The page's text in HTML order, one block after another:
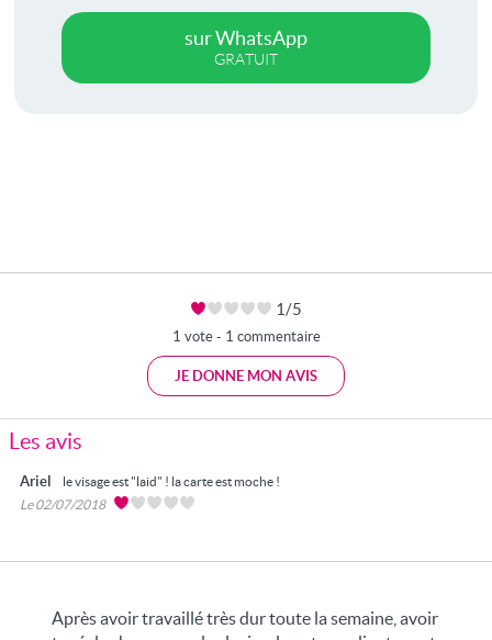
sur WhatsApp
GRATUIT
1/5
1 vote - 1 commentaire
JE DONNE MON AVIS
Les avis
Ariel
le visage est "laid" ! la carte est moche !
Le 02/07/2018
Après avoir travaillé très dur toute la semaine, avoir